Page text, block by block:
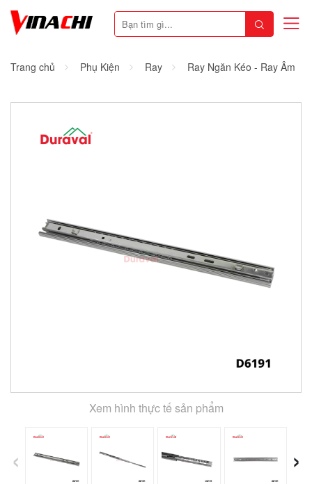
Trang chủ Phụ Kiện Ray Ray Ngăn Kéo - Ray Âm
Xem hình thực tế sản phẩm
‹ ›